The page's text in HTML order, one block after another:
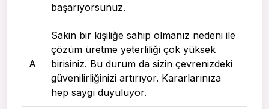
başarıyorsunuz.
A
Sakin bir kişiliğe sahip olmanız nedeni ile
çözüm üretme yeterliliği çok yüksek
birisiniz. Bu durum da sizin çevrenizdeki
güvenilirliğinizi artırıyor. Kararlarınıza
hep saygı duyuluyor.